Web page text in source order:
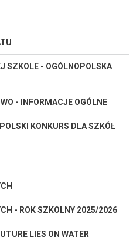
SZKOLE - OGÓLNOPOLSKA
- INFORMACJE OGÓLNE
KONKURS DLA SZKÓŁ
- ROK SZKOLNY 2025/2026
LIES ON WATER